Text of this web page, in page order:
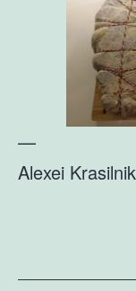
—
Alexei